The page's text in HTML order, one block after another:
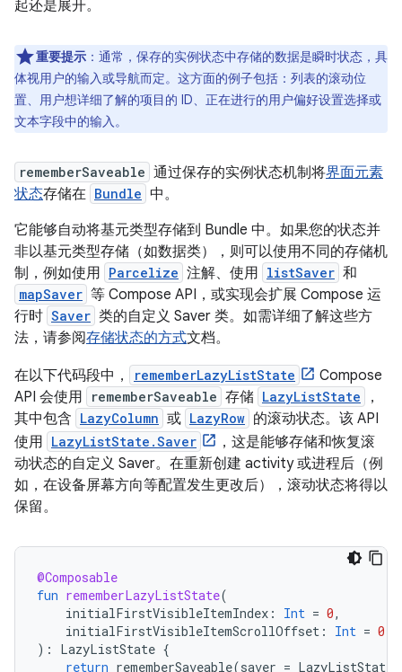
起还是展开。
重要提示 ：通常，保存的实例状态中存储的数据是瞬时状态，具
体视用户的输入或导航而定。这方面的例子包括：列表的滚动位
置、用户想详细了解的项目的 ID、正在进行的用户偏好设置选择或
文本字段中的输入。
rememberSaveable 通过保存的实例状态机制将界面元素
状态存储在 Bundle 中。
它能够自动将基元类型存储到 Bundle 中。如果您的状态并
非以基元类型存储（如数据类），则可以使用不同的存储机
制，例如使用 Parcelize 注解、使用 listSaver 和
mapSaver 等 Compose API，或实现会扩展 Compose 运
行时 Saver 类的自定义 Saver 类。如需详细了解这些方
法，请参阅存储状态的方式文档。
在以下代码段中， rememberLazyListState
Compose
API 会使用
rememberSaveable 存储 LazyListState
，
其中包含 LazyColumn 或 LazyRow 的滚动状态。该 API
使用 LazyListState.Saver
，这是能够存储和恢复滚
动状态的自定义 Saver。在重新创建 activity 或进程后（例
如，在设备屏幕方向等配置发生更改后），滚动状态将得以
保留。
@Composable
fun rememberLazyListState(
initialFirstVisibleItemIndex : Int = 0,
initialFirstVisibleItemScrollOffset : Int = 0
):
LazyListState {
return rememberSaveable(saver = LazyListState